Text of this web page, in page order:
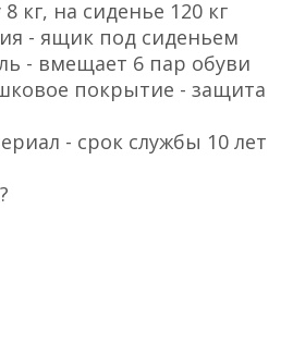
кг, на сиденье 120 кг
- ящик под сиденьем
- вмещает 6 пар обуви
покрытие - защита
- срок службы 10 лет